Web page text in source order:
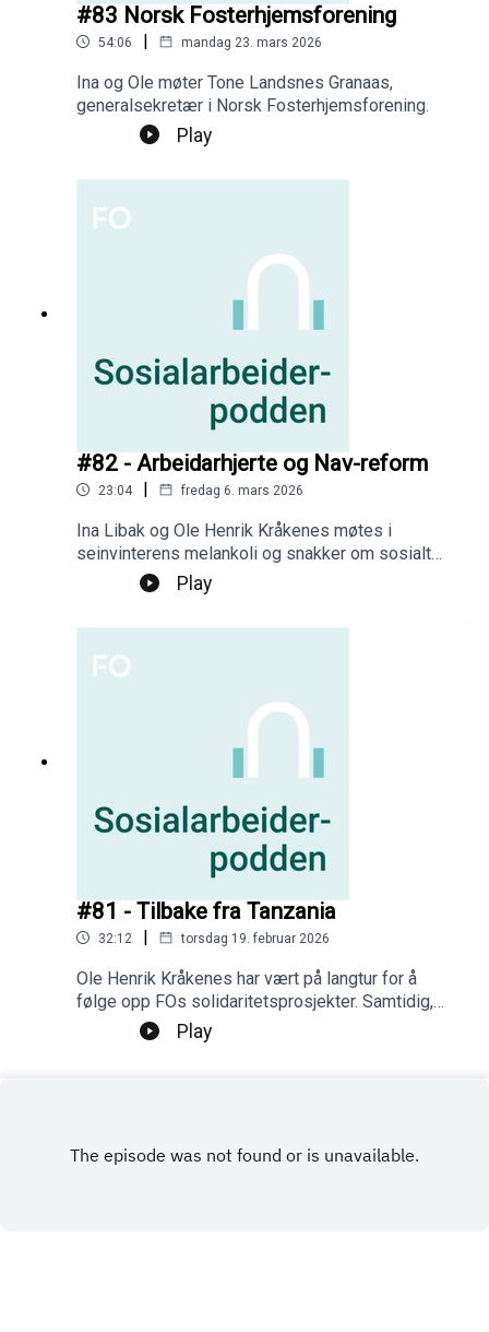
#83 Norsk Fosterhjemsforening
54:06 | mandag 23. mars 2026
Ina og Ole møter Tone Landsnes Granaas,
generalsekretær i Norsk Fosterhjemsforening.
Play
#82 - Arbeidarhjerte og Nav-reform
23:04 | fredag 6. mars 2026
Ina Libak og Ole Henrik Kråkenes møtes i
seinvinterens melankoli og snakker om sosialt
arbeid, litteratur og Nav.
Play
#81 - Tilbake fra Tanzania
32:12 | torsdag 19. februar 2026
Ole Henrik Kråkenes har vært på langtur for å
følge opp FOs solidaritetsprosjekter. Samtidig,
hjemme i Norge, har nye og overraskende
interesser våkna til liv for Ina Libak.
Play